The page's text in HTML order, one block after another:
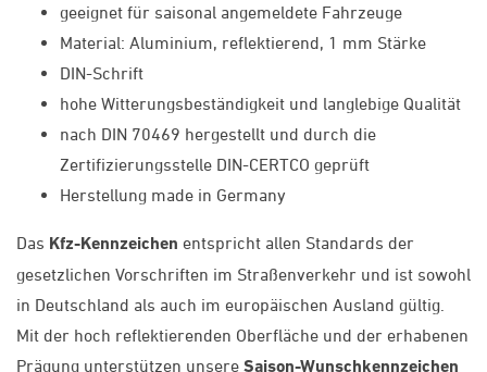
geeignet für saisonal angemeldete Fahrzeuge
Material: Aluminium, reflektierend, 1 mm Stärke
DIN-Schrift
hohe Witterungsbeständigkeit und langlebige Qualität
nach DIN 70469 hergestellt und durch die
Zertifizierungsstelle DIN-CERTCO geprüft
Herstellung made in Germany
Das Kfz-Kennzeichen entspricht allen Standards der
gesetzlichen Vorschriften im Straßenverkehr und ist sowohl
in Deutschland als auch im europäischen Ausland gültig.
Mit der hoch reflektierenden Oberfläche und der erhabenen
Prägung unterstützen unsere Saison-Wunschkennzeichen